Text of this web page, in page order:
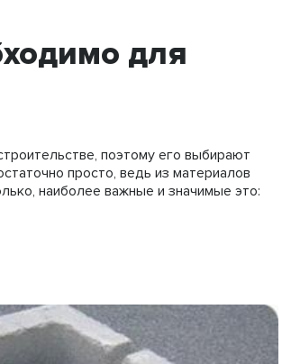
для
поэтому его выбирают
просто, ведь из материалов
наиболее важные и значимые это: